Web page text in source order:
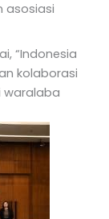
asosiasi
“Indonesia
kolaborasi
waralaba